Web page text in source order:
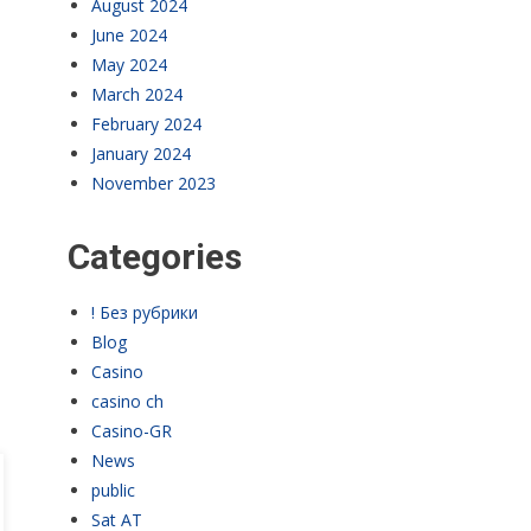
August 2024
June 2024
May 2024
March 2024
February 2024
January 2024
November 2023
Categories
! Без рубрики
Blog
Casino
casino ch
Casino-GR
News
public
Sat AT